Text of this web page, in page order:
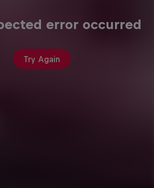
error occurred
Try Again